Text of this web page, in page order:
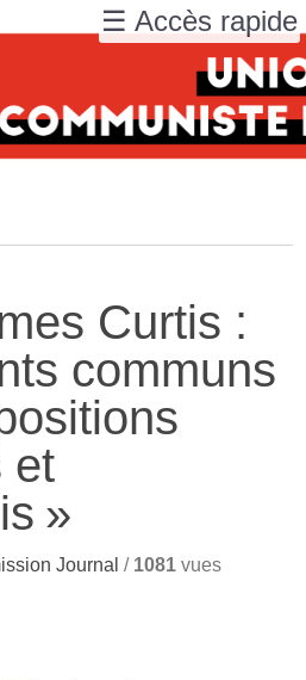
Curtis :
communs
et
»
Journal / 1081 vues
☰ Accès rapide